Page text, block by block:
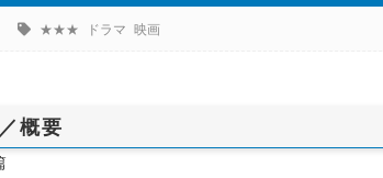
★★★ ドラマ 映画
概要